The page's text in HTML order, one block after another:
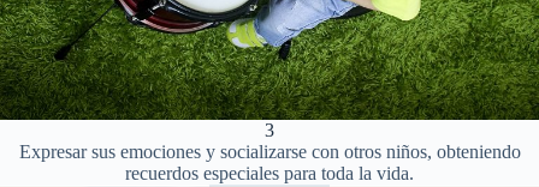
3
Expresar sus emociones y socializarse con otros niños, obteniendo
recuerdos especiales para toda la vida.